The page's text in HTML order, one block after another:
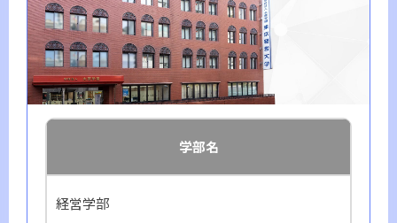
学部名
経営学部